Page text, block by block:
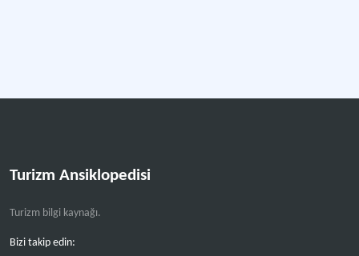
Turizm Ansiklopedisi
Turizm bilgi kaynağı.
Bizi takip edin: